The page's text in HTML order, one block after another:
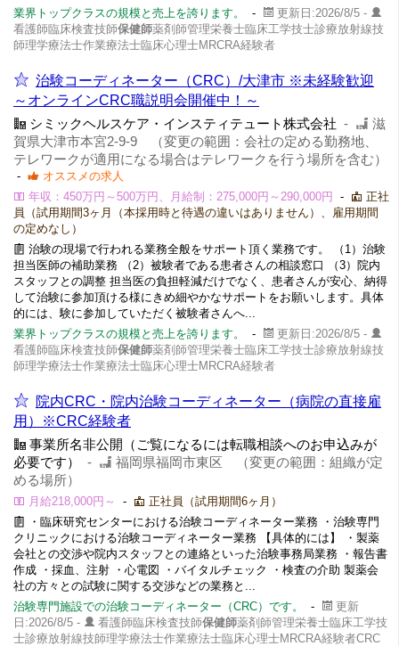
業界トップクラスの規模と売上を誇ります。
-
更新日:2026/8/5 -
看護師臨床検査技師保健師薬剤師管理栄養士臨床工学技士診療放射線技
師理学療法士作業療法士臨床心理士MRCRA経験者
治験コーディネーター（CRC）/大津市 ※未経験歓迎
～オンラインCRC職説明会開催中！～
シミックヘルスケア・インスティテュート株式会社 -
滋
賀県大津市本宮2-9-9 （変更の範囲：会社の定める勤務地、
テレワークが適用になる場合はテレワークを行う場所を含む）
-
オススメの求人
年収：450万円～500万円、月給制：275,000円～290,000円
-
正社
員（試用期間3ヶ月（本採用時と待遇の違いはありません）、雇用期間
の定めなし）
治験の現場で行われる業務全般をサポート頂く業務です。 （1）治験
担当医師の補助業務 （2）被験者である患者さんの相談窓口 （3）院内
スタッフとの調整 担当医の負担軽減だけでなく、患者さんが安心、納得
して治験に参加頂ける様にきめ細やかなサポートをお願いします。具体
的には、験に参加していただく被験者さんへ...
業界トップクラスの規模と売上を誇ります。
-
更新日:2026/8/5 -
看護師臨床検査技師保健師薬剤師管理栄養士臨床工学技士診療放射線技
師理学療法士作業療法士臨床心理士MRCRA経験者
院内CRC・院内治験コーディネーター（病院の直接雇
用）※CRC経験者
事業所名非公開（ご覧になるには転職相談へのお申込みが
必要です）
-
福岡県福岡市東区 （変更の範囲：組織が定
める場所）
月給218,000円～ -
正社員（試用期間6ヶ月）
・臨床研究センターにおける治験コーディネーター業務 ・治験専門
クリニックにおける治験コーディネーター業務 【具体的には】 ・製薬
会社との交渉や院内スタッフとの連絡といった治験事務局業務 ・報告書
作成 ・採血、注射 ・心電図 ・バイタルチェック ・検査の介助 製薬会
社の方々との試験に関する交渉などの業務と...
治験専門施設での治験コーディネーター（CRC）です。
-
更新
日:2026/8/5 -
看護師臨床検査技師保健師薬剤師管理栄養士臨床工学技
士診療放射線技師理学療法士作業療法士臨床心理士MRCRA経験者CRC